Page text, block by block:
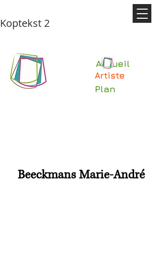
Koptekst 2
Accueil
Artiste
Plan
Beeckmans Marie-André